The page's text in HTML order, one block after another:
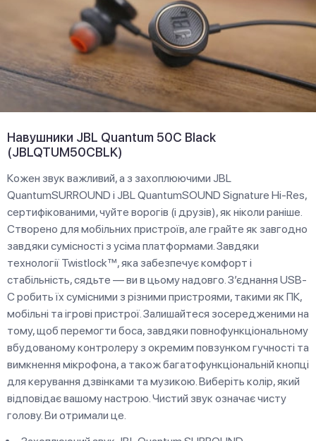
Навушники JBL Quantum 50С Black
(JBLQTUM50CBLK)
Кожен звук важливий, а з захоплюючими JBL
QuantumSURROUND і JBL QuantumSOUND Signature Hi-Res,
сертифікованими, чуйте ворогів (і друзів), як ніколи раніше.
Створено для мобільних пристроїв, але грайте як завгодно
завдяки сумісності з усіма платформами. Завдяки
технології Twistlock™, яка забезпечує комфорт і
стабільність, сядьте — ви в цьому надовго. З’єднання USB-
C робить їх сумісними з різними пристроями, такими як ПК,
мобільні та ігрові пристрої. Залишайтеся зосередженими на
тому, щоб перемогти боса, завдяки повнофункціональному
вбудованому контролеру з окремим повзунком гучності та
вимкнення мікрофона, а також багатофункціональній кнопці
для керування дзвінками та музикою. Виберіть колір, який
відповідає вашому настрою. Чистий звук означає чисту
голову. Ви отримали це.